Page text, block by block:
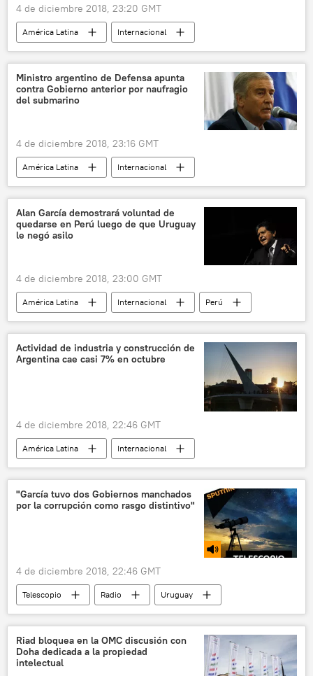
4 de diciembre 2018, 23:20 GMT
América Latina
Internacional
Malasia
Chile
asesinato
🌏 Asia
noticias
Ministro argentino de Defensa apunta
contra Gobierno anterior por naufragio
del submarino
4 de diciembre 2018, 23:16 GMT
América Latina
Internacional
Operación de búsqueda del ARA San Juan a un año de la tragedia
Argentina
Oscar Aguad
Nilda Garré
ARA San Juan (submarino)
noticias
Alan García demostrará voluntad de
quedarse en Perú luego de que Uruguay
le negó asilo
4 de diciembre 2018, 23:00 GMT
América Latina Internacional
Perú
Uruguay
Alan García
asilo político
noticias
Actividad de industria y construcción de
Argentina cae casi 7% en octubre
4 de diciembre 2018, 22:46 GMT
América Latina
Internacional
Economía
Argentina
industria
construcción
noticias
"García tuvo dos Gobiernos manchados
por la corrupción como rasgo distintivo"
4 de diciembre 2018, 22:46 GMT
Telescopio Radio
Uruguay
Perú
Tabaré Vázquez
Alan García
corrupción
asilo político
Riad bloquea en la OMC discusión con
Doha dedicada a la propiedad
intelectual